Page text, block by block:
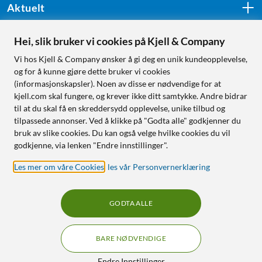
Aktuelt
Følg oss
Handle fra:
Sverige
Norge
RÅD OG TILBEHØR TIL
HJEMMEELEKTRONIKK
Hei, slik bruker vi cookies på Kjell & Company
Vi hos Kjell & Company ønsker å gi deg en unik kundeopplevelse,
og for å kunne gjøre dette bruker vi cookies
(informasjonskapsler). Noen av disse er nødvendige for at
kjell.com skal fungere, og krever ikke ditt samtykke. Andre bidrar
til at du skal få en skreddersydd opplevelse, unike tilbud og
tilpassede annonser. Ved å klikke på "Godta alle" godkjenner du
bruk av slike cookies. Du kan også velge hvilke cookies du vil
godkjenne, via lenken "Endre innstillinger".
Les mer om våre Cookies les vår Personvernerklæring
BARE NØDVENDIGE
GODTA ALLE